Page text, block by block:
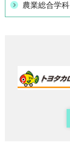
農業総合学科